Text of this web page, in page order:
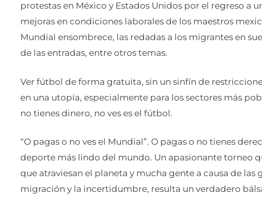
protestas en México y Estados Unidos por el regreso a
mejoras en condiciones laborales de los maestros
Mundial ensombrece, las redadas a los migrantes en
de las entradas, entre otros temas.
Ver fútbol de forma gratuita, sin un sinfín de
en una utopía, especialmente para los sectores más
no tienes dinero, no ves es el fútbol.
“O pagas o no ves el Mundial”. O pagas o no tienes
deporte más lindo del mundo. Un apasionante torneo
que atraviesan el planeta y mucha gente a causa de las
migración y la incertidumbre, resulta un verdadero